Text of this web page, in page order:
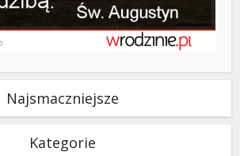
Najsmaczniejsze
Kategorie